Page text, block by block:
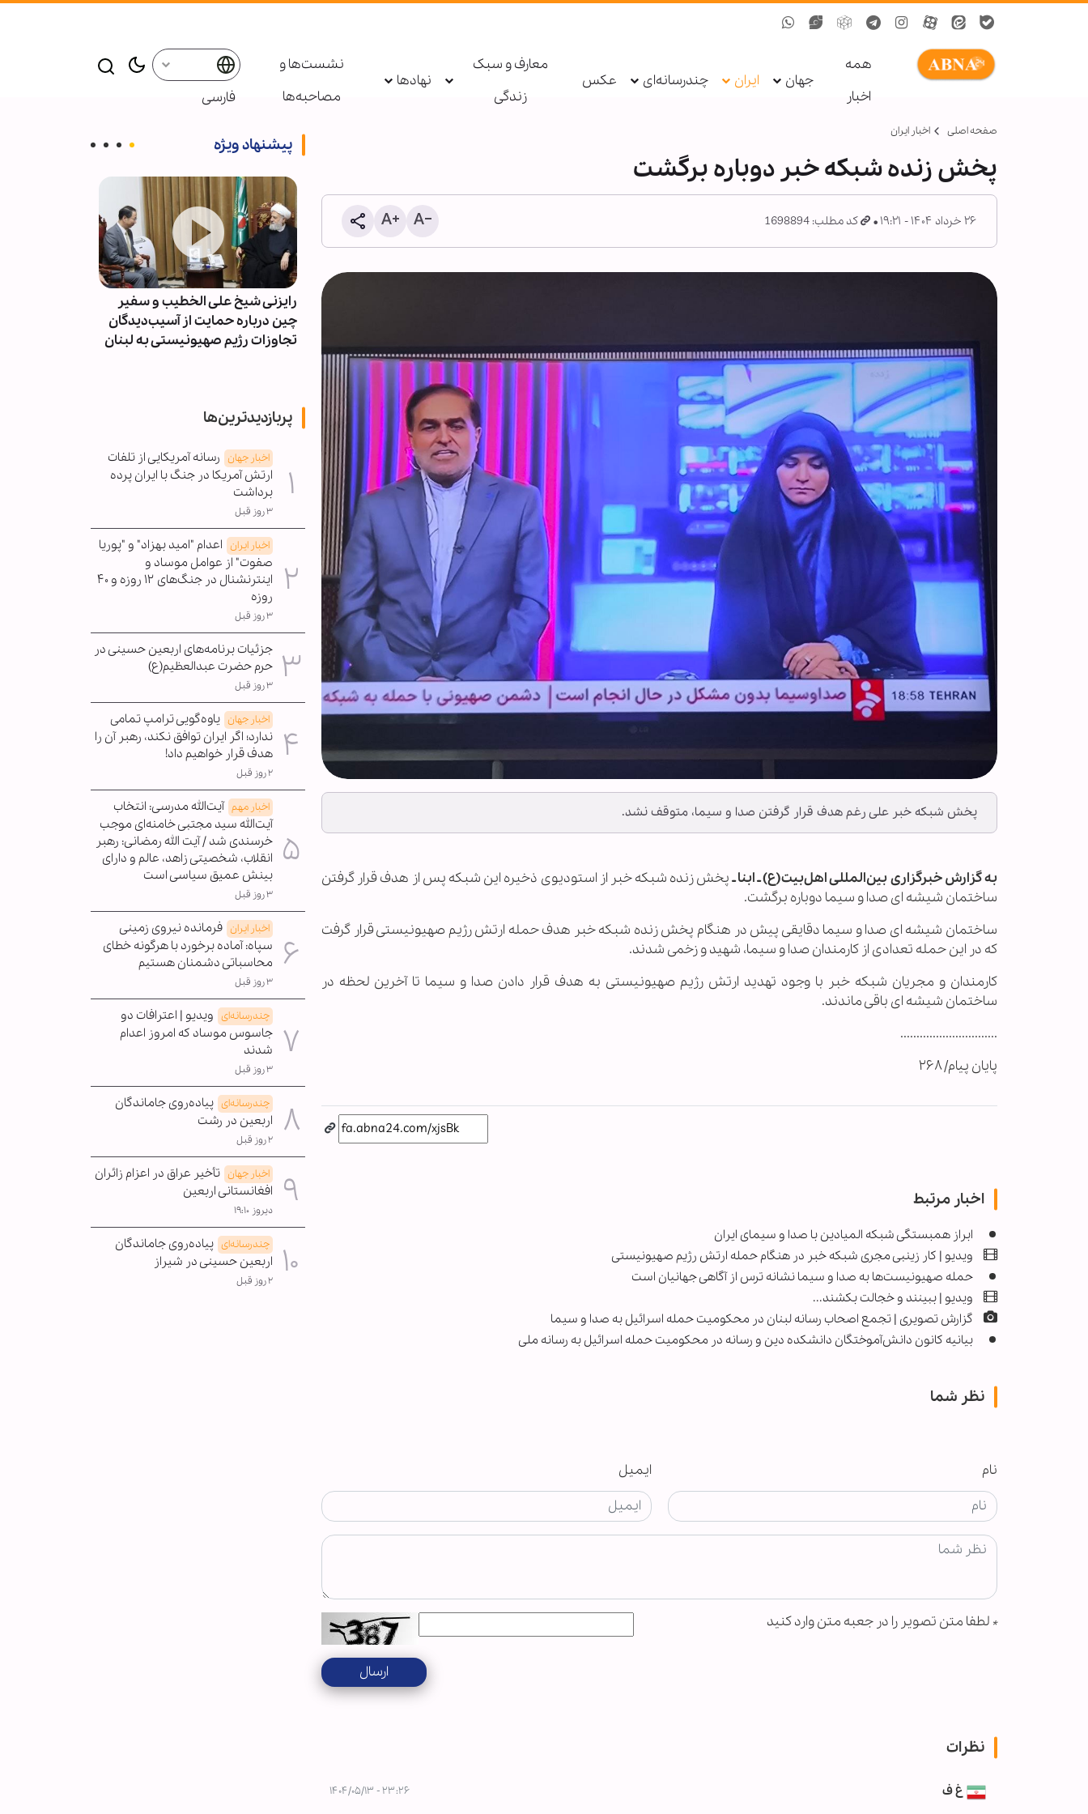
همه
اخبار
جهان ایران چندرسانه‌ای عکس
معارف و سبک
زندگی
نهادها
نشست‌ها و
مصاحبه‌ها
فارسی
صفحه اصلی اخبار ایران
پخش زنده شبکه خبر دوباره برگشت
۲۶ خرداد ۱۴۰۴ - ۱۹:۲۱ کد مطلب: 1698894
پخش شبکه خبر علی رغم هدف قرار گرفتن صدا و سیما، متوقف نشد.
به گزارش خبرگزاری بین‌المللی اهل‌بیت(ع) ـ ابنا ـپخش زنده شبکه خبر از استودیوی ذخیره این شبکه پس از هدف قرار گرفتن
ساختمان شیشه ای صدا و سیما دوباره برگشت.
ساختمان شیشه ای صدا و سیما دقایقی پیش در هنگام پخش زنده شبکه خبر هدف حمله ارتش رژیم صهیونیستی قرار گرفت
که در این حمله تعدادی از کارمندان صدا و سیما، شهید و زخمی شدند.
کارمندان و مجریان شبکه خبر با وجود تهدید ارتش رژیم صهیونیستی به هدف قرار دادن صدا و سیما تا آخرین لحظه در
ساختمان شیشه ای باقی ماندند.
..............................
پایان پیام/ ۲۶۸
اخبار مرتبط
ابراز همبستگی شبکه المیادین با صدا و سیمای ایران
ویدیو | کار زینبی مجری شبکه خبر در هنگام حمله ارتش رژیم صهیونیستی
حمله صهیونیست‌ها به صدا و سیما نشانه ترس از آگاهی جهانیان است
ویدیو | ببینند و خجالت بکشند...
گزارش تصویری | تجمع اصحاب رسانه لبنان در محکومیت حمله اسرائیل به صدا و سیما
بیانیه کانون دانش‌آموختگان دانشکده دین و رسانه در محکومیت حمله اسرائیل به رسانه ملی
نظر شما
نام ایمیل
* لطفا متن تصویر را در جعبه متن وارد کنید
ارسال
نظرات
غ ف ۲۳:۲۶ - ۱۴۰۴/۰۵/۱۳
پیشنهاد ویژه
رایزنی شیخ علی الخطیب و سفیر
چین درباره حمایت از آسیب‌دیدگان
تجاوزات رژیم صهیونیستی به لبنان
پربازدیدترین‌ها
اخبار جهان رسانه آمریکایی از تلفات
ارتش آمریکا در جنگ با ایران پرده
برداشت
۳ روز قبل
اخبار ایران اعدام "امید بهزاد" و "پوریا
صفوت" از عوامل موساد و
اینترنشنال در جنگ‌های ۱۲ روزه و ۴۰
روزه
۳ روز قبل
جزئیات برنامه‌های اربعین حسینی در
حرم حضرت عبدالعظیم(ع)
۳ روز قبل
اخبار جهان یاوه‌گویی ترامپ تمامی
ندارد؛ اگر ایران توافق نکند، رهبر آن را
هدف قرار خواهیم داد!
۲ روز قبل
اخبار مهم آیت‌الله مدرسی: انتخاب
آیت‌الله سید مجتبی خامنه‌ای موجب
خرسندی شد / آیت الله رمضانی: رهبر
انقلاب، شخصیتی زاهد، عالم و دارای
بینش عمیق سیاسی است
۳ روز قبل
اخبار ایران فرمانده نیروی زمینی
سپاه: آماده برخورد با هرگونه خطای
محاسباتی دشمنان هستیم
۳ روز قبل
چندرسانه‌ای ویدیو | اعترافات دو
جاسوس موساد که امروز اعدام
شدند
۳ روز قبل
چندرسانه‌ای پیاده‌روی جاماندگان
اربعین در رشت
۲ روز قبل
اخبار جهان تأخیر عراق در اعزام زائران
افغانستانی اربعین
دیروز ۱۹:۱۰
چندرسانه‌ای پیاده‌روی جاماندگان
اربعین حسینی در شیراز
۲ روز قبل